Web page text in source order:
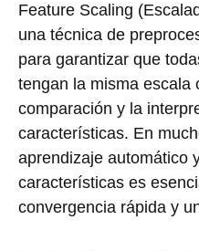
Feature Scaling
una técnica de
para garantizar que
tengan la misma escala
comparación y la
características. En
aprendizaje automático
características es
convergencia rápida y